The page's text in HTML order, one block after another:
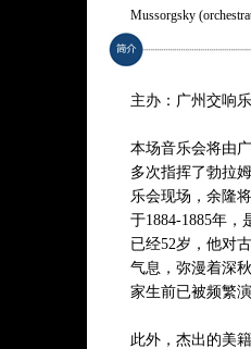
Mussorgsky
“Dawn on the
Prokofiev: Violin
勃拉姆斯：E小调第
Brahms: Symphony
* 曲目以演出现场为
主办：广州交响
本场音乐会将由
多次指挥了勃拉
乐会现场，余隆
于1884-1885年
已经52岁，他对
气息，弥漫着深
家生前已被频繁
此外，杰出的美